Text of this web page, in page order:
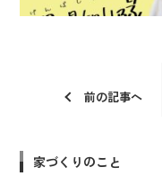
前の記事へ
家づくりのこと